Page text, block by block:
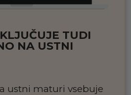
TUDI
NA USTNI
ustni maturi vsebuje